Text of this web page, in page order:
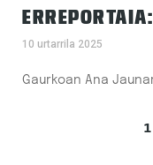
10 urtarrila 2025
Gaurkoan Ana
1